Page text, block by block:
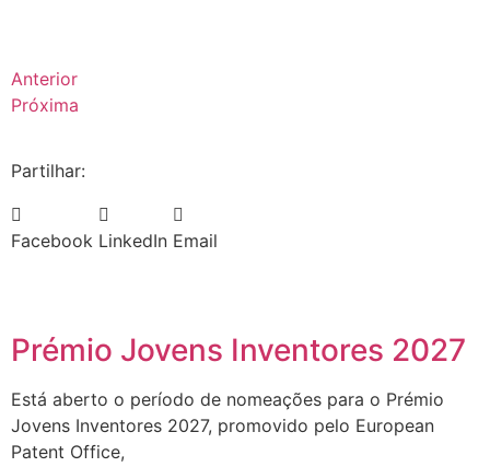
Anterior
Próxima
Partilhar:
Facebook LinkedIn Email
Prémio Jovens Inventores 2027
Está aberto o período de nomeações para o Prémio
Jovens Inventores 2027, promovido pelo European
Patent Office,